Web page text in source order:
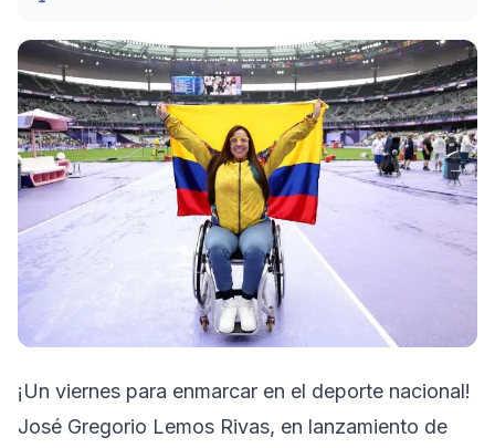
¡Un viernes para enmarcar en el deporte nacional!
José Gregorio Lemos Rivas, en lanzamiento de